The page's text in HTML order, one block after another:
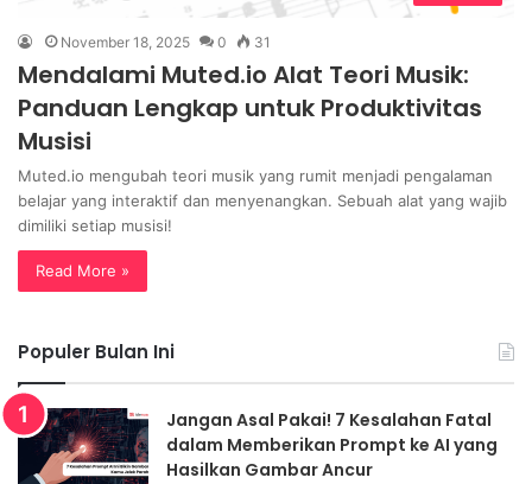
November 18, 2025 0 31
Mendalami Muted.io Alat Teori Musik:
Panduan Lengkap untuk Produktivitas
Musisi
Muted.io mengubah teori musik yang rumit menjadi pengalaman
belajar yang interaktif dan menyenangkan. Sebuah alat yang wajib
dimiliki setiap musisi!
Read More »
Populer Bulan Ini
Jangan Asal Pakai! 7 Kesalahan Fatal
dalam Memberikan Prompt ke AI yang
Hasilkan Gambar Ancur